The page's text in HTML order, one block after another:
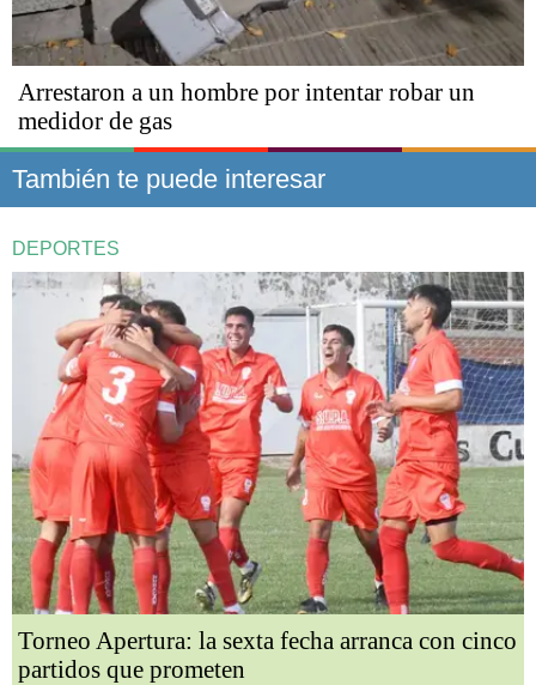
Arrestaron a un hombre por intentar robar un
medidor de gas
También te puede interesar
DEPORTES
Torneo Apertura: la sexta fecha arranca con cinco
partidos que prometen